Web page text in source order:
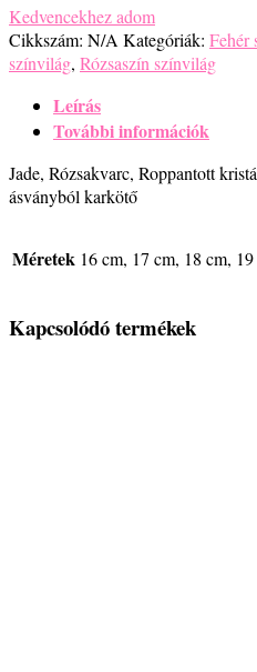
Kedvencekhez adom
Cikkszám: N/A Kategóriák: Fehér
színvilág, Rózsaszín színvilág
Leírás
További információk
Jade, Rózsakvarc, Roppantott
ásványból karkötő
Méretek 16 cm, 17 cm, 18 cm,
Kapcsolódó termékek